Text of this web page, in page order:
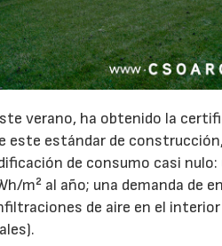
verano, ha obtenido la
estándar de
de consumo casi nulo:
m² al año; una demanda de
de aire en el
30/07/2026